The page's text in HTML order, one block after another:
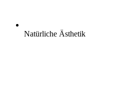
Natürliche Ästhetik